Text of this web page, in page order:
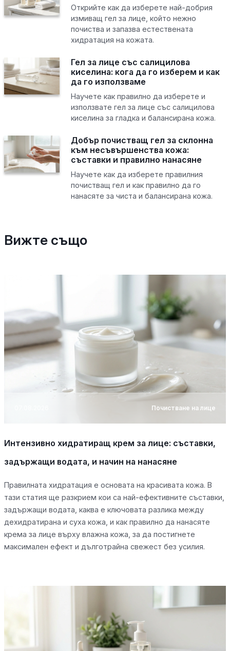
Открийте как да изберете най-добрия
измиващ гел за лице, който нежно
почиства и запазва естествената
хидратация на кожата.
Гел за лице със салицилова
киселина: кога да го изберем и как
да го използваме
Научете как правилно да изберете и
използвате гел за лице със салицилова
киселина за гладка и балансирана кожа.
Добър почистващ гел за склонна
към несъвършенства кожа:
съставки и правилно нанасяне
Научете как да изберете правилния
почистващ гел и как правилно да го
нанасяте за чиста и балансирана кожа.
Вижте също
Почистване на лице
Интензивно хидратиращ крем за лице: съставки,
задържащи водата, и начин на нанасяне
Правилната хидратация е основата на красивата кожа. В
тази статия ще разкрием кои са най-ефективните съставки,
задържащи водата, каква е ключовата разлика между
дехидратирана и суха кожа, и как правилно да нанасяте
крема за лице върху влажна кожа, за да постигнете
максимален ефект и дълготрайна свежест без усилия.